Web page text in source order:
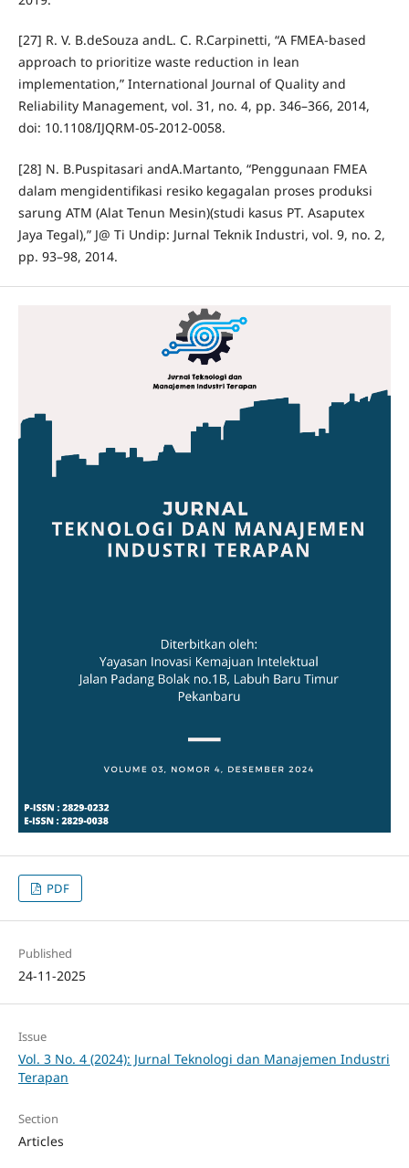
[27] R. V. B.deSouza andL. C. R.Carpinetti, “A FMEA-based
approach to prioritize waste reduction in lean
implementation,” International Journal of Quality and
Reliability Management, vol. 31, no. 4, pp. 346–366, 2014,
doi: 10.1108/IJQRM-05-2012-0058.
[28] N. B.Puspitasari andA.Martanto, “Penggunaan FMEA
dalam mengidentifikasi resiko kegagalan proses produksi
sarung ATM (Alat Tenun Mesin)(studi kasus PT. Asaputex
Jaya Tegal),” J@ Ti Undip: Jurnal Teknik Industri, vol. 9, no. 2,
pp. 93–98, 2014.
PDF
Published
24-11-2025
Issue
Vol. 3 No. 4 (2024): Jurnal Teknologi dan Manajemen Industri
Terapan
Section
Articles